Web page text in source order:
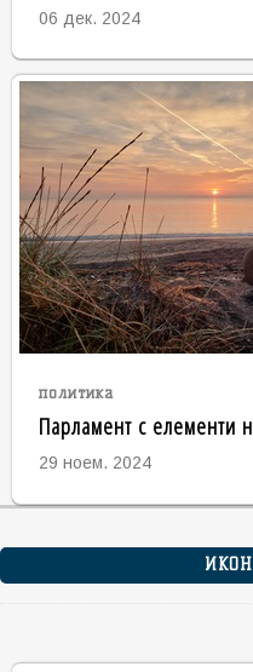
06 дек. 2024
политика
Парламент с елементи
29 ноем. 2024